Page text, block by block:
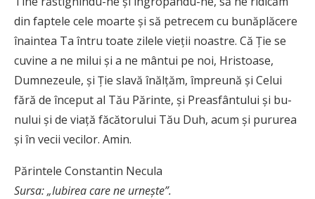
din faptele cele moarte și să petrecem cu bună­plă­cere
înaintea Ta întru toate zilele vieții noastre. Că Ție se
cuvine a ne milui și a ne mântui pe noi, Hris­toase,
Dum­­­ne­­zeule, și Ție slavă înălțăm, împreună și Celui
fără de început al Tău Părinte, și Preasfântului și bu­
nului și de viață făcătorului Tău Duh, acum și pururea
și în vecii vecilor. Amin.
Părintele Constantin Necula
Sursa: „Iubirea care ne urneşte”.